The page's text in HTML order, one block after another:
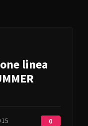
linea
0